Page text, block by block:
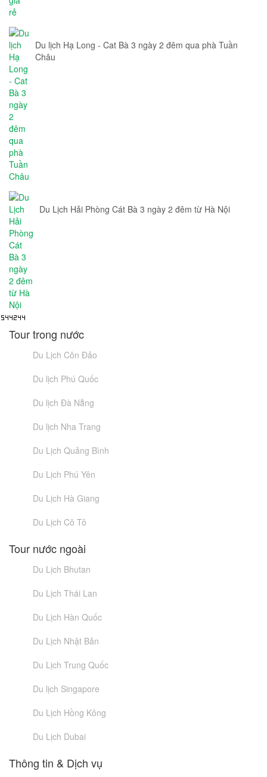
Du lịch Hạ Long - Cat Bà 3 ngày 2 đêm qua phà Tuần
Châu
Du Lịch Hải Phòng Cát Bà 3 ngày 2 đêm từ Hà Nội
Tour trong nước
Du Lịch Côn Đảo
Du lịch Phú Quốc
Du lịch Đà Nẵng
Du lịch Nha Trang
Du Lịch Quảng Bình
Du Lịch Phú Yên
Du Lịch Hà Giang
Du Lịch Cô Tô
Tour nước ngoài
Du Lịch Bhutan
Du Lịch Thái Lan
Du Lịch Hàn Quốc
Du Lịch Nhật Bản
Du Lịch Trung Quốc
Du lịch Singapore
Du Lịch Hồng Kông
Du Lịch Dubai
Thông tin & Dịch vụ